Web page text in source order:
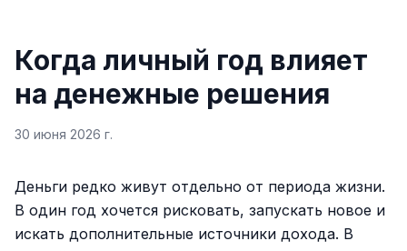
Когда личный год влияет
на денежные решения
30 июня 2026 г.
Деньги редко живут отдельно от периода жизни.
В один год хочется рисковать, запускать новое и
искать дополнительные источники дохода. В